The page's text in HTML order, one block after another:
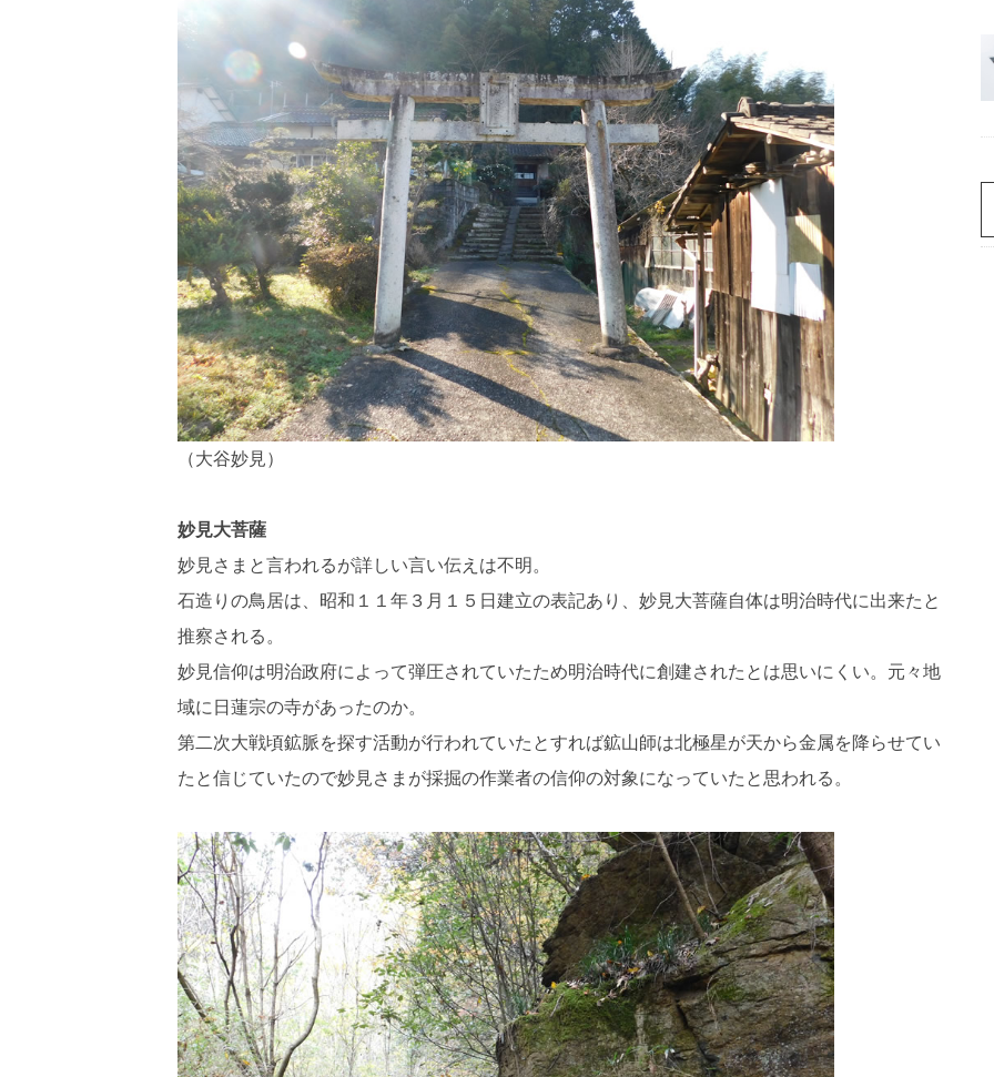
（大谷妙見）
妙見大菩薩
妙見さまと言われるが詳しい言い伝えは不明。
石造りの鳥居は、昭和１１年３月１５日建立の表記あり、妙見大菩薩自体は明治時代に出来たと
推察される。
妙見信仰は明治政府によって弾圧されていたため明治時代に創建されたとは思いにくい。元々地
域に日蓮宗の寺があったのか。
第二次大戦頃鉱脈を探す活動が行われていたとすれば鉱山師は北極星が天から金属を降らせてい
たと信じていたので妙見さまが採掘の作業者の信仰の対象になっていたと思われる。